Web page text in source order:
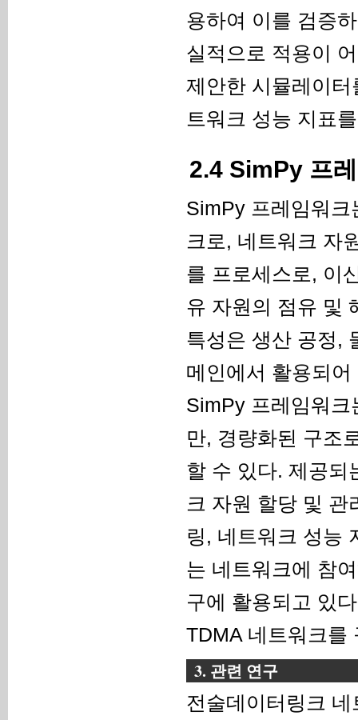
용하여 이를 검증
실적으로 적용이
제안한 시뮬레이
트워크 성능 지표
2.4 SimPy 프
SimPy 프레임워
크로, 네트워크 자
를 프로세스로, 이
유 자원의 점유 및
특성은 생산 공정,
메인에서 활용되어
SimPy 프레임워
만, 경량화된 구조
할 수 있다. 제공되
크 자원 할당 및 관
링, 네트워크 성능
는 네트워크에 참
구에 활용되고 있
TDMA 네트워크를
3. 관련 연구
전술데이터링크